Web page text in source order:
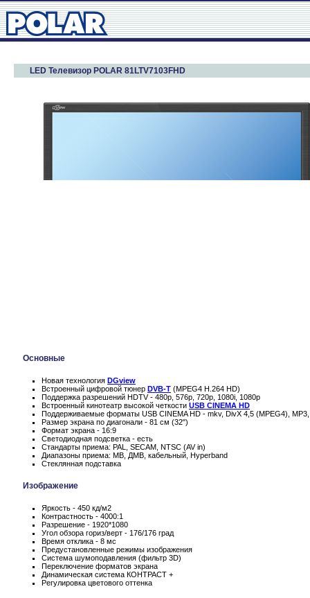
LED Телевизор POLAR 81LTV7103FHD
Основные
Новая технология DGview
Встроенный цифровой тюнер DVB-T (MPEG4 H.264 HD)
Поддержка разрешений HDTV - 480p, 576p, 720p, 1080i, 1080p
Встроенный кинотеатр высокой четкости USB CINEMA HD
Поддерживаемые форматы USB CINEMA HD - mkv, DivX 4,5 (MPEG4),
Размер экрана по диагонали - 81 см (32")
Формат экрана - 16:9
Светодиодная подсветка - есть
Стандарты приема: PAL, SECAM, NTSC (AV in)
Диапазоны приема: МВ, ДМВ, кабельный, Hyperband
Стеклянная подставка
Изображение
Яркость - 450 кд/м2
Контрастность - 4000:1
Разрешение - 1920*1080
Угол обзора гориз/верт - 176/176 град
Время отклика - 8 мс
Предустановленные режимы изображения
Система шумоподавления (фильтр 3D)
Переключение форматов экрана
Динамическая система КОНТРАСТ +
Регулировка цветового оттенка